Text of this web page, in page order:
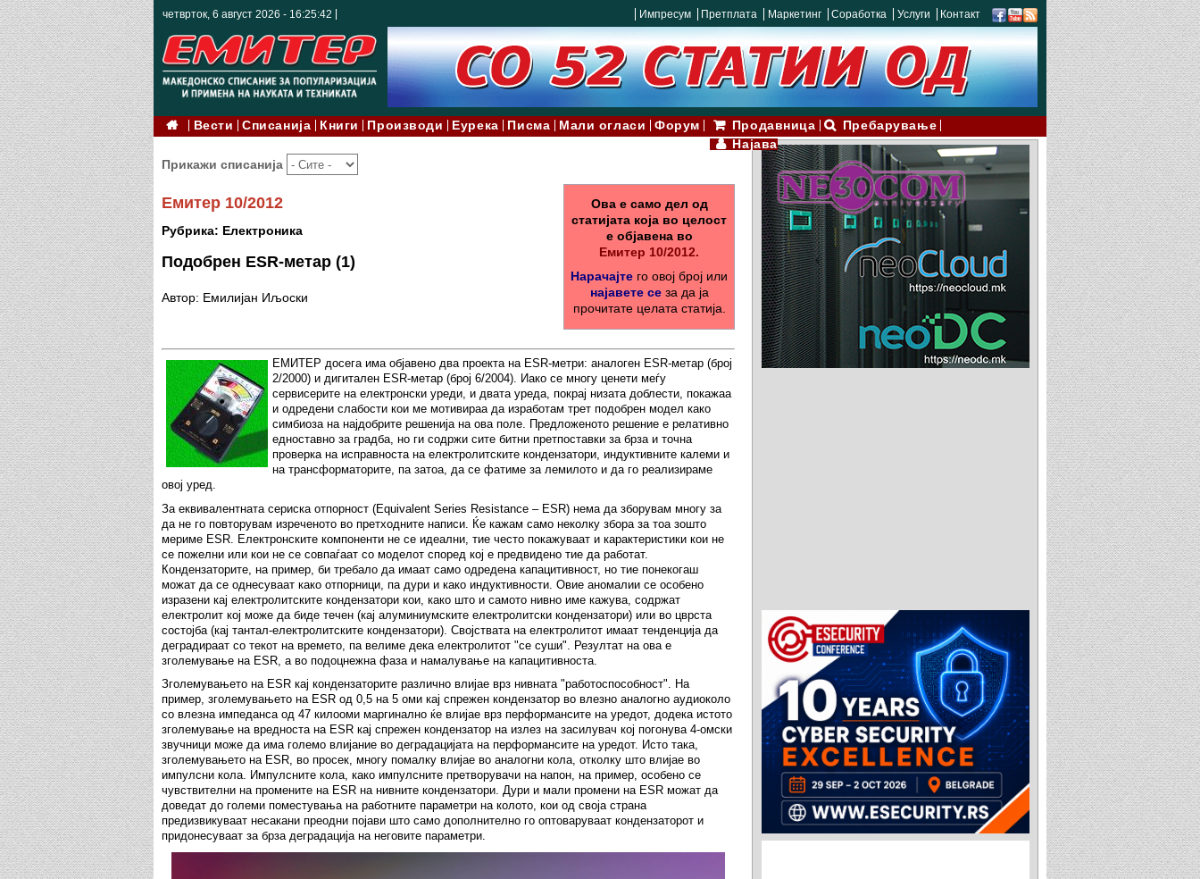
четврток, 6 август 2026 - 16:25:44 Импресум Претплата Маркетинг Соработка Услуги Контакт
Вести Списанија Книги Производи Еурека Писма Мали огласи Форум Продавница
Пребарување
Најава
Прикажи списанија
Емитер 10/2012
Рубрика: Електроника
Подобрен ESR-метар (1)
Автор: Емилијан Иљоски
Ова е само дел од
статијата која во целост
е објавена во
Емитер 10/2012.
Нарачајте го овој број или
најавете сеза да ја
прочитате целата статија.
ЕМИТЕР досега има објавено два проекта на ESR-метри: аналоген ESR-метар (број
2/2000) и дигитален ESR-метар (број 6/2004). Иако се многу ценети меѓу
сервисерите на електронски уреди, и двата уреда, покрај низата доблести, покажаа
и одредени слабости кои ме мотивираа да изработам трет подобрен модел како
симбиоза на најдобрите решенија на ова поле. Предложеното решение е релативно
едноставно за градба, но ги содржи сите битни претпоставки за брза и точна
проверка на исправноста на електролитските кондензатори, индуктивните калеми и
на трансформаторите, па затоа, да се фатиме за лемилото и да го реализираме
овој уред.
За еквивалентната сериска отпорност (Equivalent Series Resistance – ESR) нема да зборувам многу за
да не го повторувам изреченото во претходните написи. Ќе кажам само неколку збора за тоа зошто
мериме ESR. Електронските компоненти не се идеални, тие често покажуваат и карактеристики кои не
се пожелни или кои не се совпаѓаат со моделот според кој е предвидено тие да работат.
Кондензаторите, на пример, би требало да имаат само одредена капацитивност, но тие понекогаш
можат да се однесуваат како отпорници, па дури и како индуктивности. Овие аномалии се особено
изразени кај електролитските кондензатори кои, како што и самото нивно име кажува, содржат
електролит кој може да биде течен (кај алуминиумските електролитски кондензатори) или во цврста
состојба (кај тантал-електролитските кондензатори). Својствата на електролитот имаат тенденција да
деградираат со текот на времето, па велиме дека електролитот "се суши". Резултат на ова е
зголемување на ESR, а во подоцнежна фаза и намалување на капацитивноста.
Зголемувањето на ESR кај кондензаторите различно влијае врз нивната "работоспособност". На
пример, зголемувањето на ESR од 0,5 на 5 оми кај спрежен кондензатор во влезно аналогно аудиоколо
со влезна импеданса од 47 килооми маргинално ќе влијае врз перформансите на уредот, додека истото
зголемување на вредноста на ESR кај спрежен кондензатор на излез на засилувач кој погонува 4-омски
звучници може да има големо влијание во деградацијата на перформансите на уредот. Исто така,
зголемувањето на ESR, во просек, многу помалку влијае во аналогни кола, отколку што влијае во
импулсни кола. Импулсните кола, како импулсните претворувачи на напон, на пример, особено се
чувствителни на промените на ESR на нивните кондензатори. Дури и мали промени на ESR можат да
доведат до големи поместувања на работните параметри на колото, кои од своја страна
предизвикуваат несакани преодни појави што само дополнително го оптоваруваат кондензаторот и
придонесуваат за брза деградација на неговите параметри.